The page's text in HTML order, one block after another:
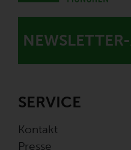
SERVICE
Kontakt
Presse